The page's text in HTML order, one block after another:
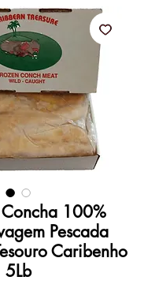
100%
Pescada
Caribenho
5Lb